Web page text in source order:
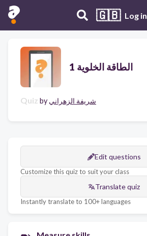
🇬🇧 Log in
الطاقة الخلوية 1
Quiz by شريفة الزهراني
Edit questions
Customize this quiz to suit your class
Translate quiz
Instantly translate to 100+ languages